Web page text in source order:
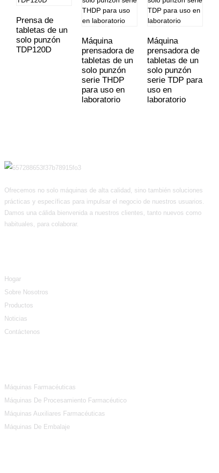
Prensa de
tabletas de un
solo punzón
TDP120D
Máquina
prensadora de
tabletas de un
solo punzón
serie THDP
para uso en
laboratorio
Máquina
prensadora de
tabletas de un
solo punzón
serie TDP para
uso en
laboratorio
Ofrecemos no solo máquinas de alta calidad, sino también soluciones
prácticas y específicas para impulsar el negocio de nuestros usuarios.
Damos una cálida bienvenida a nuestros clientes, tanto nuevos como
habituales, para colaborar.
Hogar
Sobre Nosotros
Productos
Noticias
Contáctenos
Máquinas Farmacéuticas
Máquinas De Procesamiento Farmacéutico
Máquinas Auxiliares Farmacéuticas
Máquinas De Embalaje